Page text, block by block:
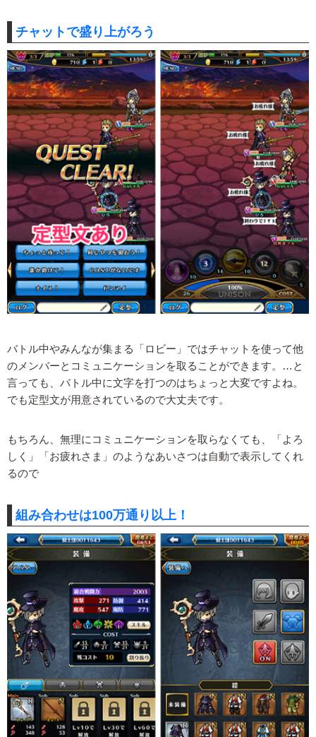
チャットで盛り上がろう
バトル中やみんなが集まる「ロビー」ではチャットを使って他
のメンバーとコミュニケーションを取ることができます。…と
言っても、バトル中に文字を打つのはちょっと大変ですよね。
でも定型文が用意されているので大丈夫です。
もちろん、無理にコミュニケーションを取らなくても、「よろ
しく」「お疲れさま」のようなあいさつは自動で表示してくれ
るので
組み合わせは100万通り以上！